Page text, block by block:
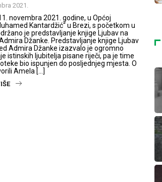
2021.
novembra 2021. godine, u Općoj
Kantardžić“ u Brezi, s početkom u
je predstavljanje knjige Ljubav na
Džanke. Predstavljanje knjige Ljubav
Admira Džanke izazvalo je ogromno
istinskih ljubitelja pisane riječi, pa je time
bio ispunjen do posljednjeg mjesta. O
Amela […]